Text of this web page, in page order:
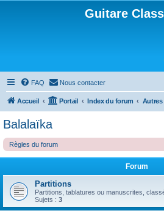
Guitare
FAQ Nous contacter
Accueil Portail Index du forum
Balalaïka
Règles du forum
Forum
Partitions
Partitions, tablatures ou manuscrites,
Sujets : 3